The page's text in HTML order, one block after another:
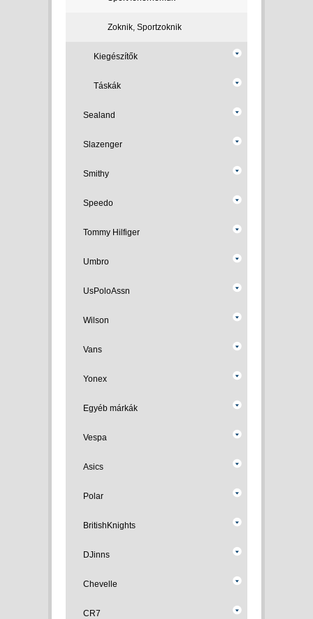
Zoknik, Sportzoknik
Kiegészítők
Táskák
Sealand
Slazenger
Smithy
Speedo
Tommy Hilfiger
Umbro
UsPoloAssn
Wilson
Vans
Yonex
Egyéb márkák
Vespa
Asics
Polar
BritishKnights
DJinns
Chevelle
CR7